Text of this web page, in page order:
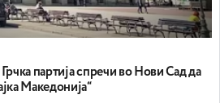
партија спречи во Нови Сад да
Македонија“